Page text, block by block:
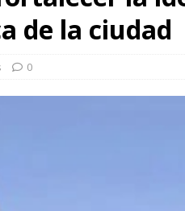
de la ciudad
0